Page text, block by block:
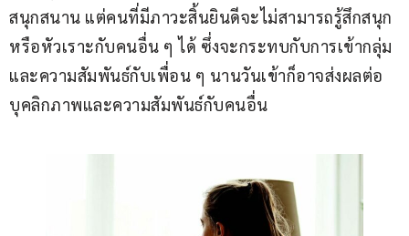
สนุกสนาน แต่คนที่มีภาวะสิ้นยินดีจะไม่สามารถรู้สึกสนุก
หรือหัวเราะกับคนอื่น ๆ ได้ ซึ่งจะกระทบกับการเข้ากลุ่ม
และความสัมพันธ์กับเพื่อน ๆ นานวันเข้าก็อาจส่งผลต่อ
บุคลิกภาพและความสัมพันธ์กับคนอื่น